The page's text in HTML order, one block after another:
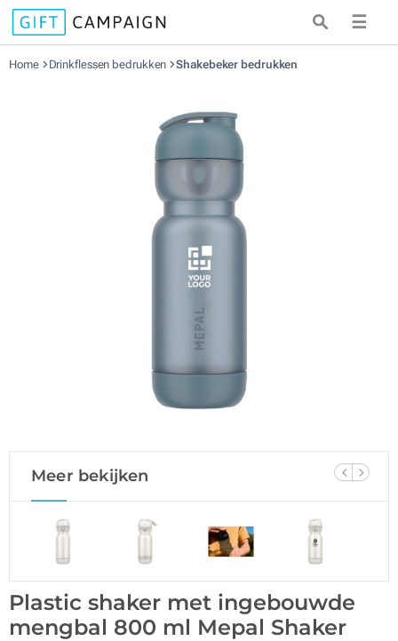
☰
Home Drinkflessen bedrukken Shakebeker bedrukken
Meer bekijken
Plastic shaker met ingebouwde
mengbal 800 ml Mepal Shaker